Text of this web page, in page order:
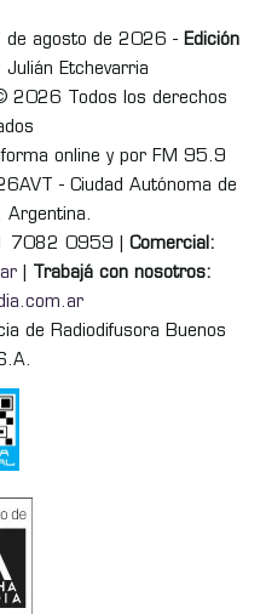
agosto de 2026 - Edición
Julián Etchevarria
2026 Todos los derechos
online y por FM 95.9
- Ciudad Autónoma de
Argentina.
7082 0959 | Comercial:
Trabajá con nosotros:
de Radiodifusora Buenos